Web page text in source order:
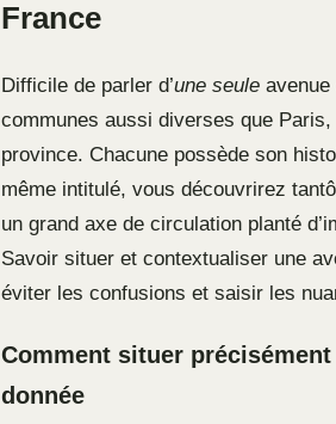
France
Difficile de parler d’une seule
communes aussi diverses que
province. Chacune possède son
même intitulé, vous découvrirez
un grand axe de circulation planté
Savoir situer et contextualiser une
éviter les confusions et saisir les
Comment situer
donnée